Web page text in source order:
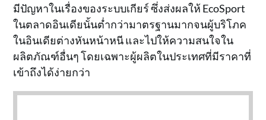
มีปัญหาในเรื่องของระบบเกียร์ ซึ่งส่งผลให้ EcoSport
ในตลาดอินเดียนั้นต่ำกว่ามาตรฐานมากจนผู้บริโภค
ในอินเดียต่างหันหน้าหนี และไปให้ความสนใจใน
ผลิตภัณฑ์อื่นๆ โดยเฉพาะผู้ผลิตในประเทศที่มีราคาที่
เข้าถึงได้ง่ายกว่า